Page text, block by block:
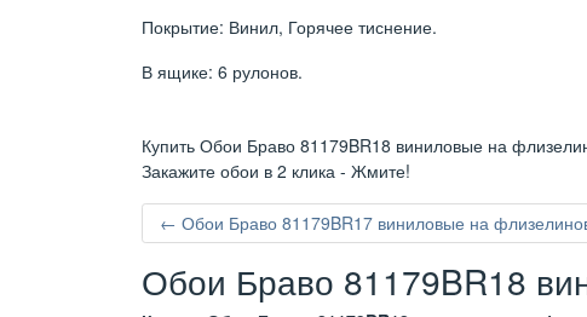
Покрытие: Винил, Горячее тиснение.
В ящике: 6 рулонов.
Купить Обои Браво 81179BR18 виниловые на
Закажите обои в 2 клика - Жмите!
← Обои Браво 81179BR17 виниловые на
Обои Браво 81179BR18